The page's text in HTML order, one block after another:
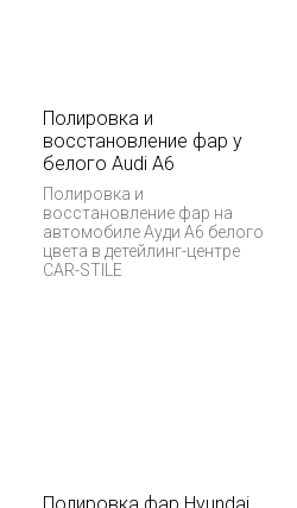
Полировка и
восстановление фар у
белого Audi А6
Полировка и
восстановление фар на
автомобиле Ауди А6 белого
цвета в детейлинг-центре
CAR-STILE
Полировка фар Hyundai